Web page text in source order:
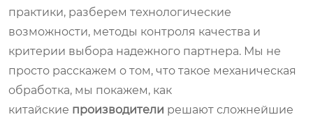
практики, разберем технологические
возможности, методы контроля качества и
критерии выбора надежного партнера. Мы не
просто расскажем о том, что такое механическая
обработка, мы покажем, как
китайские производители решают сложнейшие